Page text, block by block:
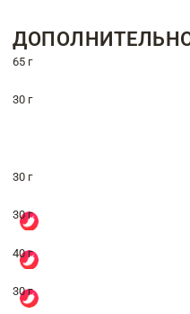
65 г
30 г
30 г
30 г
40 г
30 г